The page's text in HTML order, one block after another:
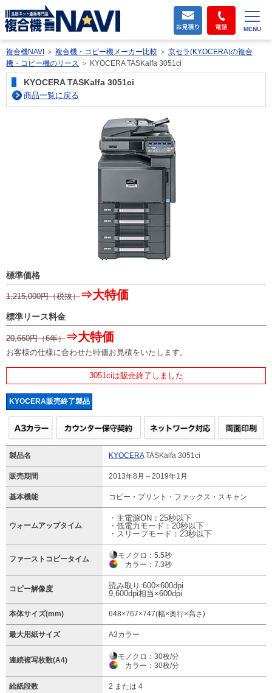
MENU
複合機NAVI ＞ 複合機・コピー機メーカー比較 ＞ 京セラ(KYOCERA)の複合
機・コピー機のリース ＞ KYOCERA TASKalfa 3051ci
KYOCERA TASKalfa 3051ci
商品一覧に戻る
標準価格
1,215,000円（税抜）⇒大特価
標準リース料金
20,660円（6年）⇒大特価
お客様の仕様に合わせた特価お見積をいたします。
3051ciは販売終了しました
KYOCERA販売終了製品
製品名 KYOCERATASKalfa 3051ci
販売期間 2013年8月～2019年1月
基本機能 コピー・プリント・ファックス・スキャン
ウォームアップタイム
・主電源ON：25秒以下
・低電力モード：20秒以下
・スリープモード：23秒以下
ファーストコピータイム
モノクロ：5.5秒
カラー：7.3秒
コピー解像度
読み取り:600×600dpi
9,600dpi相当×600dpi
本体サイズ(mm) 648×767×747(幅×奥行×高さ)
最大用紙サイズ A3カラー
連続複写枚数(A4)
モノクロ：30枚/分
カラー：30枚/分
給紙段数 2 または 4